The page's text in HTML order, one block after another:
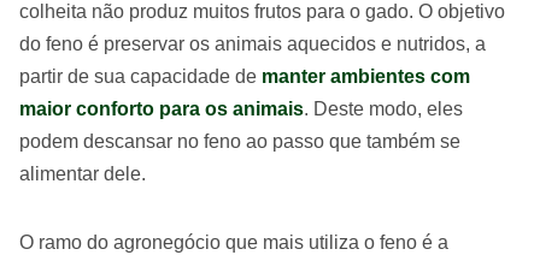
colheita não produz muitos frutos para o gado. O objetivo
do feno é preservar os animais aquecidos e nutridos, a
partir de sua capacidade de manter ambientes com
maior conforto para os animais. Deste modo, eles
podem descansar no feno ao passo que também se
alimentar dele.
O ramo do agronegócio que mais utiliza o feno é a